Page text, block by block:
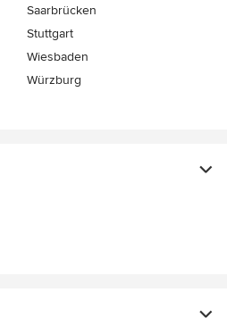
Saarbrücken
Stuttgart
Wiesbaden
Würzburg